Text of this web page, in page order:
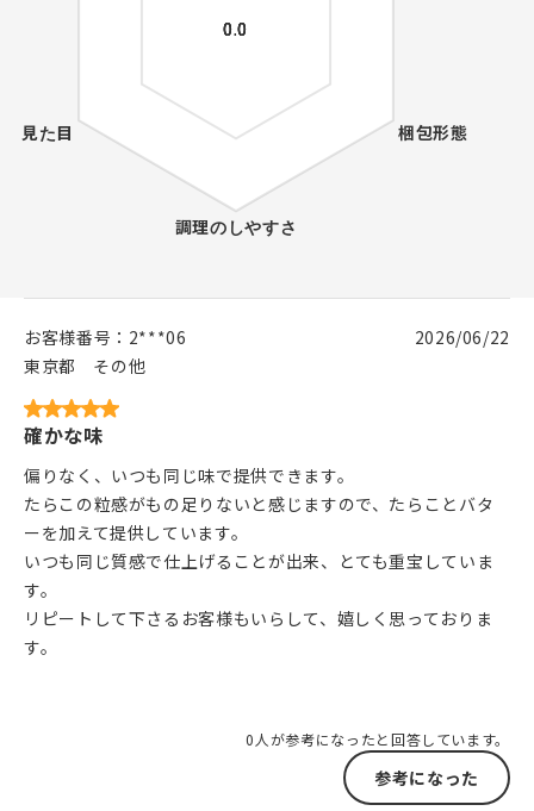
お客様番号： 2***06
東京都
その他
2026/06/22
確かな味
偏りなく、いつも同じ味で提供できます。
たらこの粒感がもの足りないと感じますので、たらことバタ
ーを加えて提供しています。
いつも同じ質感で仕上げることが出来、とても重宝していま
す。
リピートして下さるお客様もいらして、嬉しく思っておりま
す。
0人が参考になったと回答しています。
参考になった